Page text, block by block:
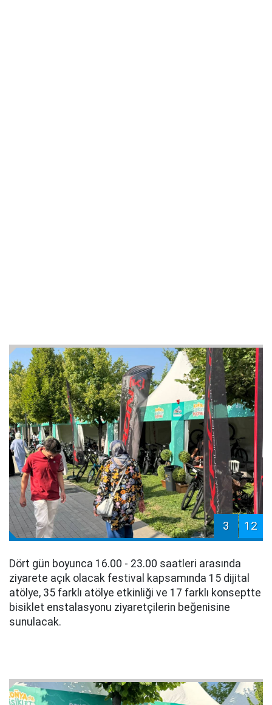
3 12
Dört gün boyunca 16.00 - 23.00 saatleri arasında
ziyarete açık olacak festival kapsamında 15 dijital
atölye, 35 farklı atölye etkinliği ve 17 farklı konseptte
bisiklet enstalasyonu ziyaretçilerin beğenisine
sunulacak.